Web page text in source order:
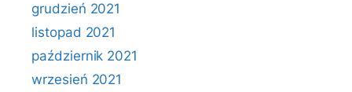
grudzień 2021
listopad 2021
październik 2021
wrzesień 2021